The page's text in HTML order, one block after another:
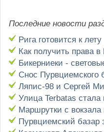
Последние новости
Рига готовится к лету
Как получить права
Бикерниеки -
Снос Пурвциемского
Ляпис-98 и Сергей
Улица Terbatas
Маршрутки с вокзала
Пурвциемский базар